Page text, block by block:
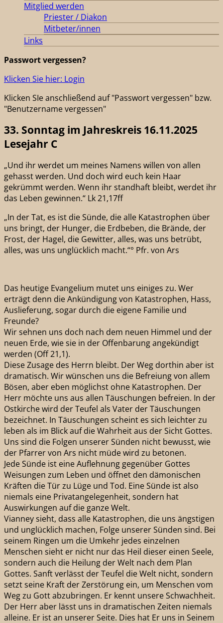
Mitglied werden
Priester / Diakon
Mitbeter/innen
Links
Passwort vergessen?
Klicken Sie hier: Login
Klicken SIe anschließend auf "Passwort vergessen" bzw.
"Benutzername vergessen"
33. Sonntag im Jahreskreis 16.11.2025
Lesejahr C
„Und ihr werdet um meines Namens willen von allen
gehasst werden. Und doch wird euch kein Haar
gekrümmt werden. Wenn ihr standhaft bleibt, werdet ihr
das Leben gewinnen.“ Lk 21,17ff
„In der Tat, es ist die Sünde, die alle Katastrophen über
uns bringt, der Hunger, die Erdbeben, die Brände, der
Frost, der Hagel, die Gewitter, alles, was uns betrübt,
alles, was uns unglücklich macht.“° Pfr. von Ars
Das heutige Evangelium mutet uns einiges zu. Wer
erträgt denn die Ankündigung von Katastrophen, Hass,
Auslieferung, sogar durch die eigene Familie und
Freunde?
Wir sehnen uns doch nach dem neuen Himmel und der
neuen Erde, wie sie in der Offenbarung angekündigt
werden (Off 21,1).
Diese Zusage des Herrn bleibt. Der Weg dorthin aber ist
dramatisch. Wir wünschen uns die Befreiung von allem
Bösen, aber eben möglichst ohne Katastrophen. Der
Herr möchte uns aus allen Täuschungen befreien. In der
Ostkirche wird der Teufel als Vater der Täuschungen
bezeichnet. In Täuschungen scheint es sich leichter zu
leben als im Blick auf die Wahrheit aus der Sicht Gottes.
Uns sind die Folgen unserer Sünden nicht bewusst, wie
der Pfarrer von Ars nicht müde wird zu betonen.
Jede Sünde ist eine Auflehnung gegenüber Gottes
Weisungen zum Leben und öffnet den dämonischen
Kräften die Tür zu Lüge und Tod. Eine Sünde ist also
niemals eine Privatangelegenheit, sondern hat
Auswirkungen auf die ganze Welt.
Vianney sieht, dass alle Katastrophen, die uns ängstigen
und unglücklich machen, Folge unserer Sünden sind. Bei
seinem Ringen um die Umkehr jedes einzelnen
Menschen sieht er nicht nur das Heil dieser einen Seele,
sondern auch die Heilung der Welt nach dem Plan
Gottes. Sanft verlässt der Teufel die Welt nicht, sondern
setzt seine Kraft der Zerstörung ein, um Menschen vom
Weg zu Gott abzubringen. Er kennt unsere Schwachheit.
Der Herr aber lässt uns in dramatischen Zeiten niemals
alleine. Er ist an unserer Seite. Dies hat Er uns in Seinem